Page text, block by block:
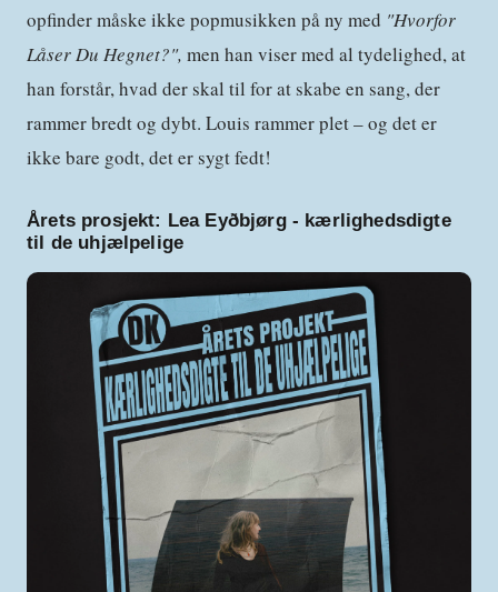
opfinder måske ikke popmusikken på ny med "Hvorfor
Låser Du Hegnet?", men han viser med al tydelighed, at
han forstår, hvad der skal til for at skabe en sang, der
rammer bredt og dybt. Louis rammer plet – og det er
ikke bare godt, det er sygt fedt!
Årets prosjekt: Lea Eyðbjørg - kærlighedsdigte
til de uhjælpelige